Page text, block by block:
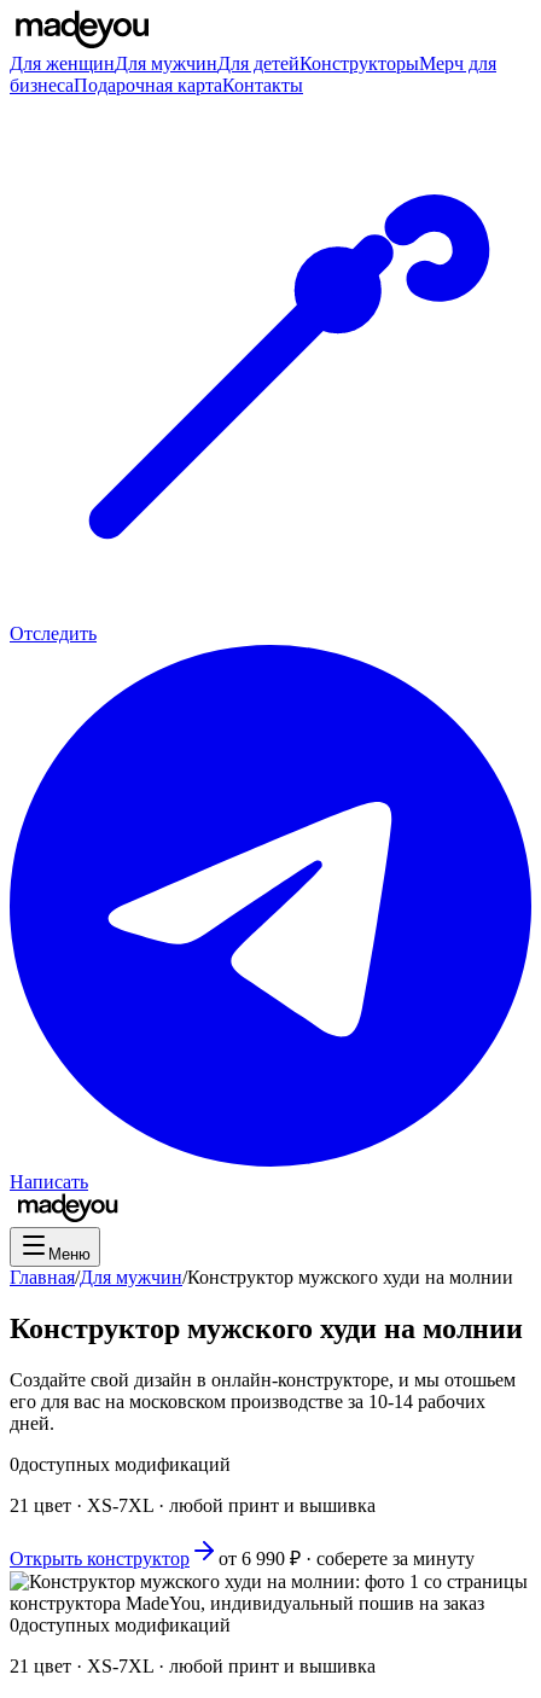
Для женщинДля мужчинДля детейКонструкторыМерч для
бизнесаПодарочная картаКонтакты
Отследить
Написать
Меню
Главная/Для мужчин/Конструктор мужского худи на молнии
Конструктор мужского худи на молнии
Создайте свой дизайн в онлайн-конструкторе, и мы отошьем
его для вас на московском производстве за 10-14 рабочих
дней.
0доступных модификаций
21 цвет · XS-7XL · любой принт и вышивка
Открыть конструктор от 6 990 ₽ · соберете за минуту
0доступных модификаций
21 цвет · XS-7XL · любой принт и вышивка